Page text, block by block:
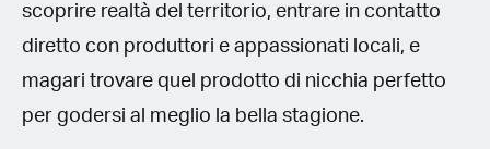
scoprire realtà del territorio, entrare in contatto
diretto con produttori e appassionati locali, e
magari trovare quel prodotto di nicchia perfetto
per godersi al meglio la bella stagione.